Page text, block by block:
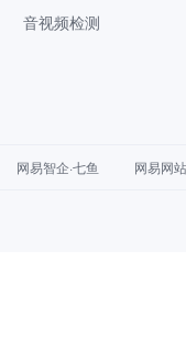
音视频检测
网易智企·七鱼 网易网